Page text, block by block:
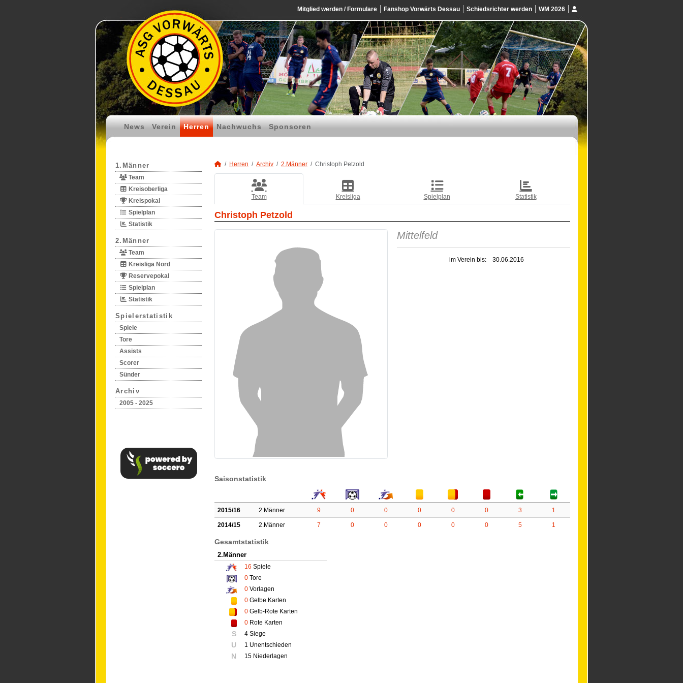
Mitglied werden / Formulare Fanshop Vorwärts Dessau Schiedsrichter werden WM 2026
News Verein Herren Nachwuchs Sponsoren
1.Männer
Team
Kreisoberliga
Kreispokal
Spielplan
Statistik
2.Männer
Team
Kreisliga Nord
Reservepokal
Spielplan
Statistik
Spielerstatistik
Spiele
Tore
Assists
Scorer
Sünder
Archiv
2005 - 2025
Herren Archiv 2.Männer Christoph Petzold
Team Kreisliga Spielplan Statistik
Christoph Petzold
Mittelfeld
im Verein bis: 30.06.2016
Saisonstatistik
2015/16 2.Männer 9 0 0 0 0 0 3 1
2014/15 2.Männer 7 0 0 0 0 0 5 1
Gesamtstatistik
2.Männer
16 Spiele
0 Tore
0 Vorlagen
0 Gelbe Karten
0 Gelb-Rote Karten
0 Rote Karten
S 4 Siege
U 1 Unentschieden
N 15 Niederlagen